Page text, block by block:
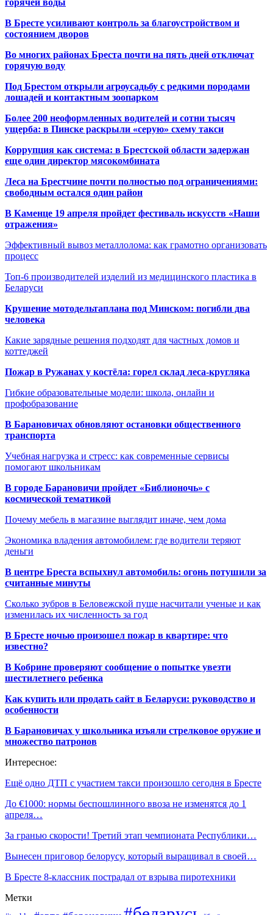
В Бресте усиливают контроль за благоустройством и
состоянием дворов
Во многих районах Бреста почти на пять дней отключат
горячую воду
Под Брестом открыли агроусадьбу с редкими породами
лошадей и контактным зоопарком
Более 200 неоформленных водителей и сотни тысяч
ущерба: в Пинске раскрыли «серую» схему такси
Коррупция как система: в Брестской области задержан
еще один директор мясокомбината
Леса на Брестчине почти полностью под ограничениями:
свободным остался один район
В Каменце 19 апреля пройдет фестиваль искусств «Наши
отражения»
Эффективный вывоз металлолома: как грамотно организовать
процесс
Топ-6 производителей изделий из медицинского пластика в
Беларуси
Крушение мотодельтаплана под Минском: погибли два
человека
Какие зарядные решения подходят для частных домов и
коттеджей
Пожар в Ружанах у костёла: горел склад леса-кругляка
Гибкие образовательные модели: школа, онлайн и
профобразование
В Барановичах обновляют остановки общественного
транспорта
Учебная нагрузка и стресс: как современные сервисы
помогают школьникам
В городе Барановичи пройдет «Библионочь» с
космической тематикой
Почему мебель в магазине выглядит иначе, чем дома
Экономика владения автомобилем: где водители теряют
деньги
В центре Бреста вспыхнул автомобиль: огонь потушили за
считанные минуты
Сколько зубров в Беловежской пуще насчитали ученые и как
изменилась их численность за год
В Бресте ночью произошел пожар в квартире: что
известно?
В Кобрине проверяют сообщение о попытке увезти
шестилетнего ребенка
Как купить или продать сайт в Беларуси: руководство и
особенности
В Барановичах у школьника изъяли стрелковое оружие и
множество патронов
Интересное:
Ещё одно ДТП с участием такси произошло сегодня в Бресте
До €1000: нормы беспошлинного ввоза не изменятся до 1
апреля…
За гранью скорости! Третий этап чемпионата Республики…
Вынесен приговор белорусу, который выращивал в своей…
В Бресте 8-классник пострадал от взрыва пиротехники
Метки